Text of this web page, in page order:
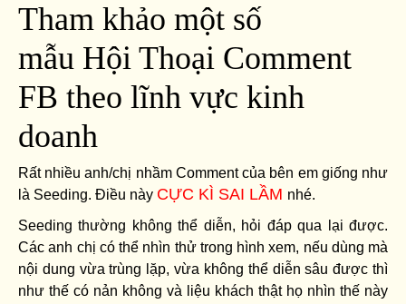
Tham khảo một số
mẫu Hội Thoại Comment
FB theo lĩnh vực kinh
doanh
Rất nhiều anh/chị nhầm Comment của bên em giống như
là Seeding. Điều này CỰC KÌ SAI LẦM nhé.
Seeding thường không thể diễn, hỏi đáp qua lại được.
Các anh chị có thể nhìn thử trong hình xem, nếu dùng mà
nội dung vừa trùng lặp, vừa không thể diễn sâu được thì
như thế có nản không và liệu khách thật họ nhìn thế này